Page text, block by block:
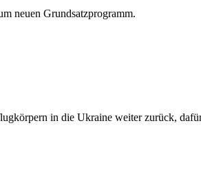
neuen Grundsatzprogramm.
in die Ukraine weiter zurück,